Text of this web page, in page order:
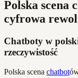
Polska scena
cyfrowa
Chatboty w
rzeczywistość
Polska scena chatbot